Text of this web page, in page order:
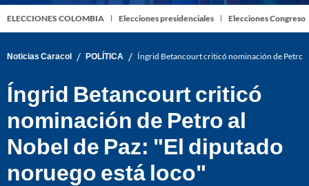
ELECCIONES COLOMBIA Elecciones presidenciales Elecciones Congreso
Noticias Caracol / POLÍTICA / Íngrid Betancourt criticó nominación de Petro
Íngrid Betancourt criticó
nominación de Petro al
Nobel de Paz: "El diputado
noruego está loco"